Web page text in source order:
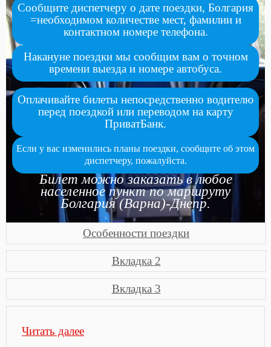
Сообщите диспетчеру о дате поездки, Болгария
=необходимом количестве мест, фамилии и
контактном номере телефона.
Накануне поездки мы сообщим вам о точном
времени выезда и номере автобуса.
Оплачивайте билеты непосредственно водителю
перед поездкой или переводом на карту
ПриватБанк.
Если у вас изменились планы поездки, сообщите об этом
диспетчеру, пожалуйста.
Билет можно заказать в любое
населенное пункт по маршруту
Болгария (Варна)-Днепр.
Особенности поездки
Вкладка 2
Вкладка 3
Читать далее: